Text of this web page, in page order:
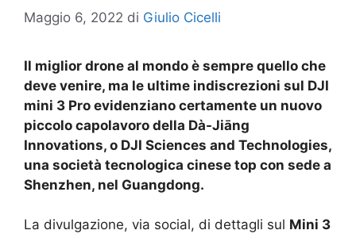
Maggio 6, 2022 di Giulio Cicelli
Il miglior drone al mondo è sempre quello che
deve venire, ma le ultime indiscrezioni sul DJI
mini 3 Pro evidenziano certamente un nuovo
piccolo capolavoro della Dà-Jiāng
Innovations, o DJI Sciences and Technologies,
una società tecnologica cinese top con sede a
Shenzhen, nel Guangdong.
La divulgazione, via social, di dettagli sul Mini 3